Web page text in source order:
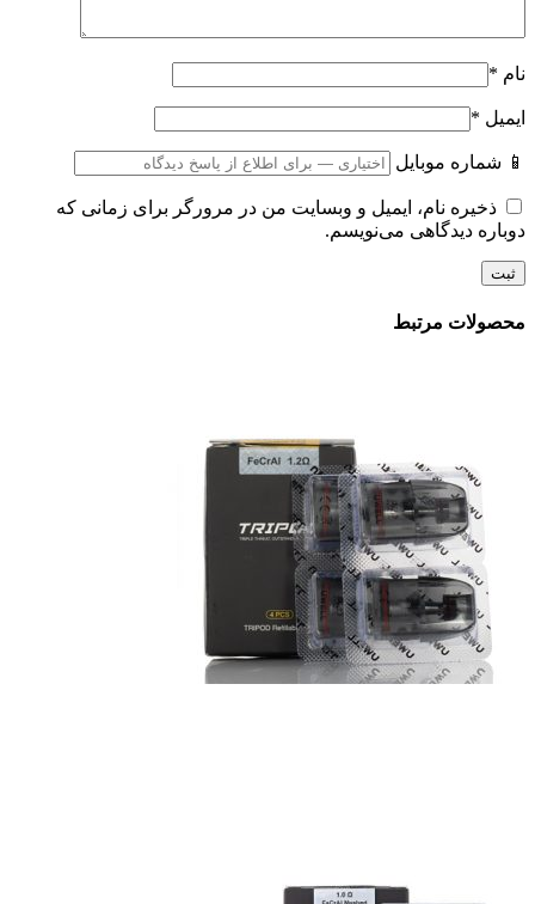
نام *
ایمیل *
📱 شماره موبایل
ذخیره نام، ایمیل و وبسایت من در مرورگر برای زمانی که
دوباره دیدگاهی می‌نویسم.
محصولات مرتبط